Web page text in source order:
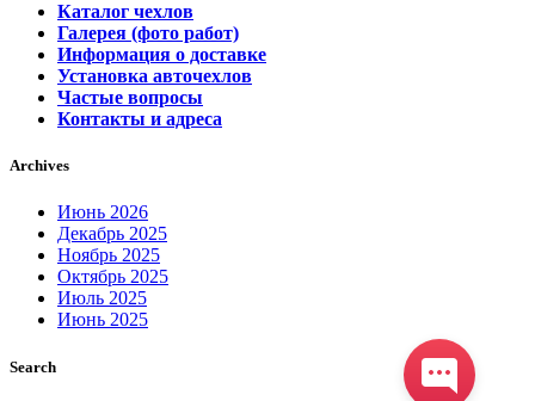
Каталог чехлов
Галерея (фото работ)
Информация о доставке
Установка авточехлов
Частые вопросы
Контакты и адреса
Archives
Июнь 2026
Декабрь 2025
Ноябрь 2025
Октябрь 2025
Июль 2025
Июнь 2025
Search